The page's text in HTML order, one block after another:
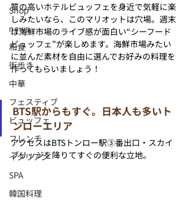
Shop
news
和食
街歩き
中華
フェスティブ
ビュッフェ
フレンチ
イタリアン
SPA
韓国料理
質の高いホテルビュッフェを身近で気軽に楽
しみたいなら、このマリオットは穴場。週末
は海鮮市場のライブ感が面白い“シーフード
ビュッフェ”が楽しめます。海鮮市場みたい
に並んだ素材を自由に選んでお好みの料理を
作ってもらいましょう！
BTS駅からもすぐ。日本人も多いト
ンローエリア
アクセスはBTSトンロー駅③番出口・スカイ
ブリッジを降りてすぐの便利な立地。